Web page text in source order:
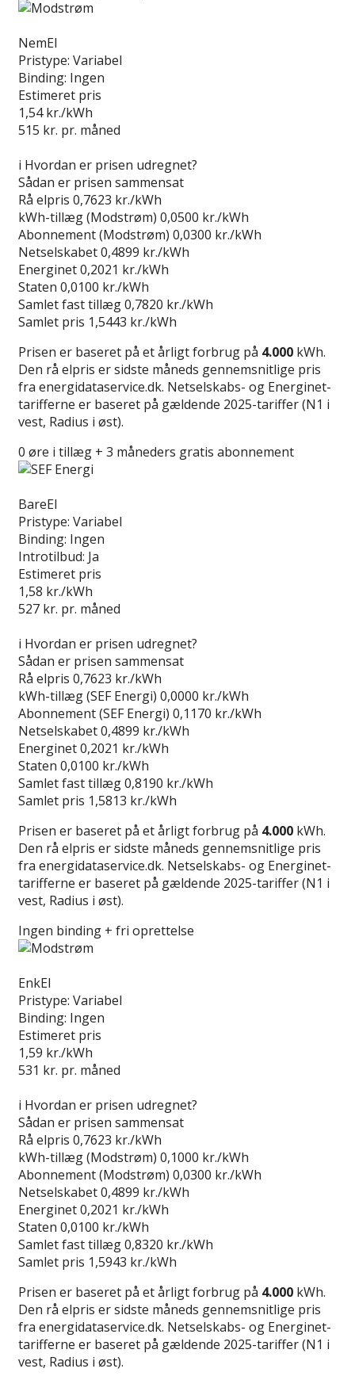
NemEl
Pristype: Variabel
Binding: Ingen
Estimeret pris
1,54 kr./kWh
515 kr. pr. måned
i Hvordan er prisen udregnet?
Sådan er prisen sammensat
Rå elpris 0,7623 kr./kWh
kWh-tillæg (Modstrøm) 0,0500 kr./kWh
Abonnement (Modstrøm) 0,0300 kr./kWh
Netselskabet0,4899 kr./kWh
Energinet0,2021 kr./kWh
Staten 0,0100 kr./kWh
Samlet fast tillæg0,7820 kr./kWh
Samlet pris 1,5443 kr./kWh
Prisen er baseret på et årligt forbrug på 4.000 kWh.
Den rå elpris er sidste måneds gennemsnitlige pris
fra energidataservice.dk. Netselskabs- og Energinet-
tarifferne er baseret på gældende 2025-tariffer (N1 i
vest, Radius i øst).
0 øre i tillæg + 3 måneders gratis abonnement
BareEl
Pristype: Variabel
Binding: Ingen
Introtilbud: Ja
Estimeret pris
1,58 kr./kWh
527 kr. pr. måned
i Hvordan er prisen udregnet?
Sådan er prisen sammensat
Rå elpris 0,7623 kr./kWh
kWh-tillæg (SEF Energi) 0,0000 kr./kWh
Abonnement (SEF Energi) 0,1170 kr./kWh
Netselskabet0,4899 kr./kWh
Energinet0,2021 kr./kWh
Staten 0,0100 kr./kWh
Samlet fast tillæg0,8190 kr./kWh
Samlet pris 1,5813 kr./kWh
Prisen er baseret på et årligt forbrug på 4.000 kWh.
Den rå elpris er sidste måneds gennemsnitlige pris
fra energidataservice.dk. Netselskabs- og Energinet-
tarifferne er baseret på gældende 2025-tariffer (N1 i
vest, Radius i øst).
Ingen binding + fri oprettelse
EnkEl
Pristype: Variabel
Binding: Ingen
Estimeret pris
1,59 kr./kWh
531 kr. pr. måned
i Hvordan er prisen udregnet?
Sådan er prisen sammensat
Rå elpris 0,7623 kr./kWh
kWh-tillæg (Modstrøm) 0,1000 kr./kWh
Abonnement (Modstrøm) 0,0300 kr./kWh
Netselskabet0,4899 kr./kWh
Energinet0,2021 kr./kWh
Staten 0,0100 kr./kWh
Samlet fast tillæg0,8320 kr./kWh
Samlet pris 1,5943 kr./kWh
Prisen er baseret på et årligt forbrug på 4.000 kWh.
Den rå elpris er sidste måneds gennemsnitlige pris
fra energidataservice.dk. Netselskabs- og Energinet-
tarifferne er baseret på gældende 2025-tariffer (N1 i
vest, Radius i øst).